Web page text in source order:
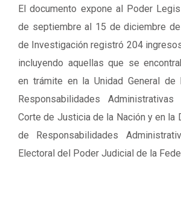
El documento expone al Poder
de septiembre al 15 de diciembre
de Investigación registró 204
incluyendo aquellas que se
en trámite en la Unidad General de
Responsabilidades
Corte de Justicia de la Nación y en la
de Responsabilidades
Electoral del Poder Judicial de la